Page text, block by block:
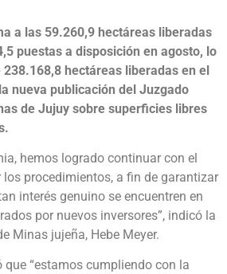
a las 59.260,9 hectáreas liberadas
puestas a disposición en agosto, lo
hectáreas liberadas en el
nueva publicación del Juzgado
de Jujuy sobre superficies libres
hemos logrado continuar con el
procedimientos, a fin de garantizar
interés genuino se encuentren en
por nuevos inversores”, indicó la
Minas jujeña, Hebe Meyer.
que “estamos cumpliendo con la